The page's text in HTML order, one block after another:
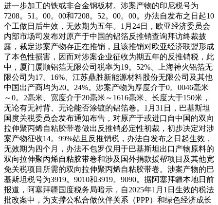
进一步加工的铁或非合金钢板材。涉案产物的印尼税号为
7208。51。00。00和7208。52。00。00。办法自发布之日起10
个工做日后生效，无效期为五年。1月24日，欧亚经济委员会
内部市场司发布对原产于中国的铝箔反推销查询拜访终裁披
露，裁定涉案产物存正在推销，且该推销对欧亚经济联盟形成
了本色性损害，因而对涉案企业征收为期五年的反推销税，此
中，厦门厦顺铝箔无限公司税率为19。52%、上海神火铝箔无
限公司为17。16%、江苏鼎胜新能源材料股份无限公司及其他
中国出产商均为20。24%。涉案产物为厚度介于0。0046毫米
～0。2毫米、宽度介于20毫米～1616毫米、长度大于150米，
无论有无衬背、无论能否涂镀的铝箔卷。1月31日，巴基斯坦
国度关税委员会发布通知布告，对原产于或进口自中国的双向
拉伸聚丙烯自粘胶带卷做出反推销必定性初裁，初步决定对涉
案产物征收14。99%姑且反推销税，办法自发布之日起生效，
无效期为四个月，办法不包罗仅用于巴基斯坦出口产物原料的
双向拉伸聚丙烯自粘胶带卷和涉及国外捐款援帮项目及其他宽
免关税项目所需的双向拉伸聚丙烯自粘胶带卷。涉案产物的巴
基斯坦税号为3919。9010和3919。9090。据阿塞拜疆本地日前
报道，阿塞拜疆国度税务局暗示，自2025年1月1日生效的税法
批改案中，为支撑公私合做伙伴关系（PPP）和绿色经济成长